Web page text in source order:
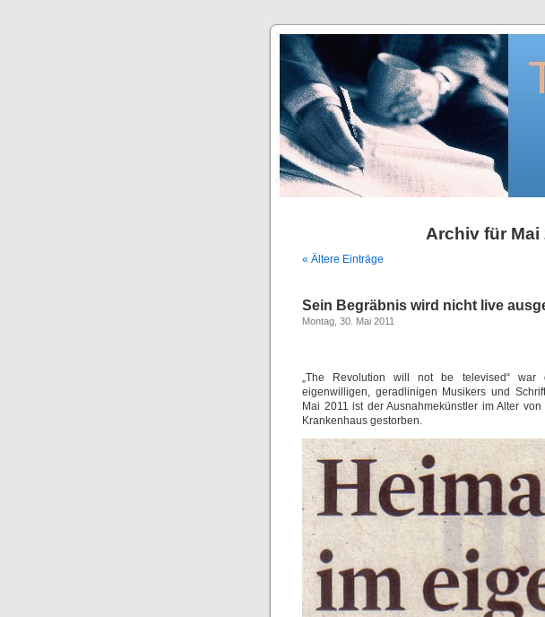
Archiv für Mai
« Ältere Einträge
Sein Begräbnis wird nicht live
Montag, 30. Mai 2011
„The Revolution will not be televised“ war
eigenwilligen, geradlinigen Musikers und
Mai 2011 ist der Ausnahmekünstler im Alter
Krankenhaus gestorben.